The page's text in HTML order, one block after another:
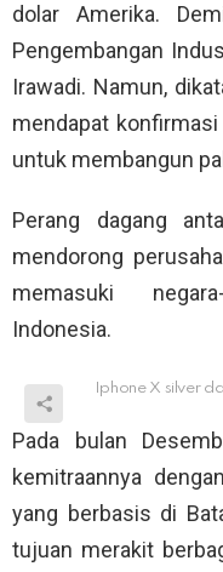
dolar Amerika.
Pengembangan
Irawadi. Namun,
mendapat konfirmasi
untuk membangun
Perang dagang
mendorong
memasuki
Indonesia.
Iphone X silver
Pada bulan
kemitraannya
yang berbasis di
tujuan merakit